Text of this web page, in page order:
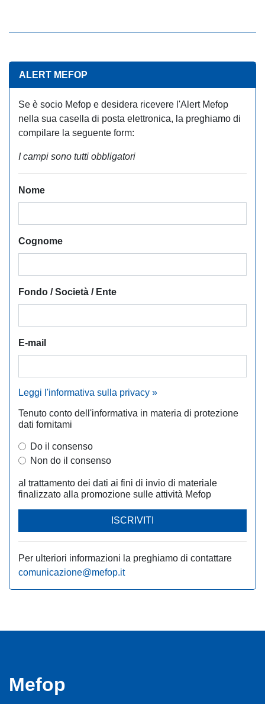
ALERT MEFOP
Se è socio Mefop e desidera ricevere l'Alert Mefop
nella sua casella di posta elettronica, la preghiamo di
compilare la seguente form:
I campi sono tutti obbligatori
Nome
Cognome
Fondo / Società / Ente
E-mail
Leggi l'informativa sulla privacy »
Tenuto conto dell'informativa in materia di protezione
dati fornitami
Do il consenso
Non do il consenso
al trattamento dei dati ai fini di invio di materiale
finalizzato alla promozione sulle attività Mefop
ISCRIVITI
Per ulteriori informazioni la preghiamo di contattare
comunicazione@mefop.it
Mefop